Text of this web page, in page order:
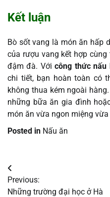
Kết luận
Bò sốt vang là món ăn hấp
của rượu vang kết hợp
đậm đà. Vớicông thức nấu
chi tiết, bạn hoàn toàn có
không thua kém ngoài
những bữa ăn gia đình
món ăn vừa ngon miệng
Posted in Nấu ăn
Điều
hướng
Previous:
Những trường đại học ở Hà